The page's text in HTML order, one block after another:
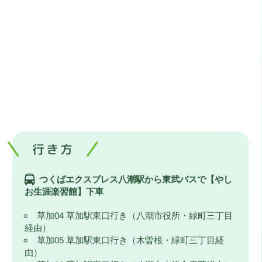
行き方
つくばエクスプレス八潮駅から東武バスで【やし
お生涯楽習館】下車
草加04 草加駅東口行き（八潮市役所・緑町三丁目
経由）
草加05 草加駅東口行き（木曽根・緑町三丁目経
由）